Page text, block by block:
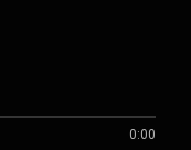
0:00